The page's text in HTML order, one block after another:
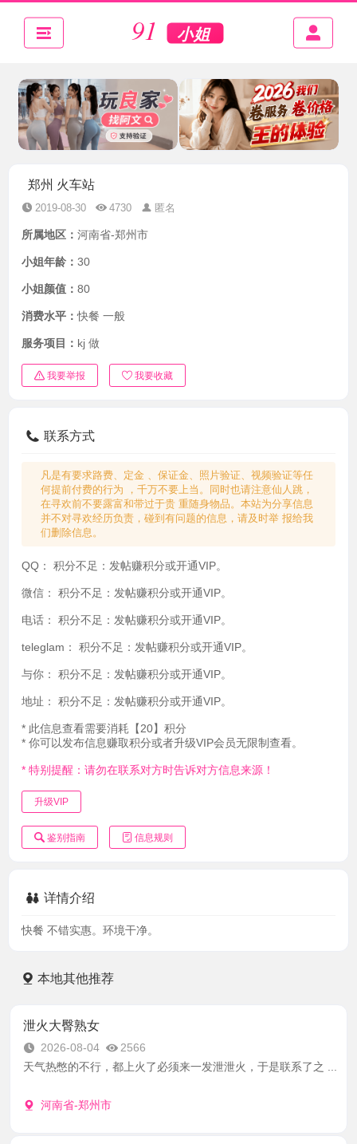
郑州 火车站
2019-08-30 4730 匿名
所属地区： 河南省-郑州市
小姐年龄： 30
小姐颜值： 80
消费水平：快餐 一般
服务项目： kj 做
我要举报 我要收藏
联系方式
凡是有要求路费、定金 、保证金、照片验证、视频验证等任
何提前付费的行为 ，千万不要上当。同时也请注意仙人跳，
在寻欢前不要露富和带过于贵 重随身物品。本站为分享信息
并不对寻欢经历负责，碰到有问题的信息，请及时举 报给我
们删除信息。
QQ： 积分不足：发帖赚积分或开通VIP。
微信： 积分不足：发帖赚积分或开通VIP。
电话： 积分不足：发帖赚积分或开通VIP。
teleglam： 积分不足：发帖赚积分或开通VIP。
与你： 积分不足：发帖赚积分或开通VIP。
地址： 积分不足：发帖赚积分或开通VIP。
* 此信息查看需要消耗【20】积分
* 你可以发布信息赚取积分或者升级VIP会员无限制查看。
* 特别提醒：请勿在联系对方时告诉对方信息来源！
升级VIP
鉴别指南 信息规则
详情介绍
快餐 不错实惠。环境干净。
本地其他推荐
泄火大臀熟女
2026-08-04
2566
天气热憋的不行，都上火了必须来一发泄泄火，于是联系了之 ...
河南省-郑州市